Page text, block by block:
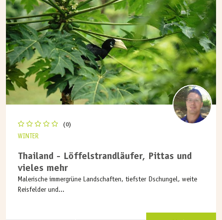
(0)
WINTER
Thailand - Löffelstrandläufer, Pittas und
vieles mehr
Malerische immergrüne Landschaften, tiefster Dschungel, weite
Reisfelder und...